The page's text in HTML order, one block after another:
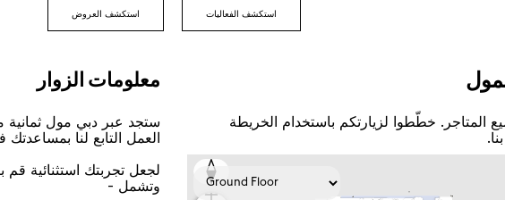
اﺳﺘﻜﺸﻒ اﻟﻔﻌﺎﻟﻴﺎﺕ اﺳﺘﻜﺸﻒ اﻟﻌﺮﻭﺽ
اﻟﻤﺘﺎﺟﺮ. ﺧﻄّﻄﻮا ﻟﺰﻳﺎﺭﺗﻜﻢ ﺑﺎﺳﺘﺨﺪاﻡ اﻟﺨﺮﻳﻄﺔ
ﻣﻌﻠﻮﻣﺎﺕ اﻟﺰﻭاﺭ
ﺳﺘﺠﺪ ﻋﺒﺮ ﺩﺑﻲ ﻣﻮﻝ
اﻟﻌﻤﻞ اﻟﺘﺎﺑﻊ ﻟﻨﺎ
ﻟﺠﻌﻞ ﺗﺠﺮﺑﺘﻚ اﺳﺘﺜﻨﺎﺋﻴﺔ
ﻭﺗﺸﻤﻞ -